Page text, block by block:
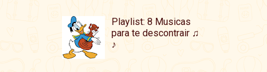
Playlist: 8 Musicas
para te descontrair ♫
♪